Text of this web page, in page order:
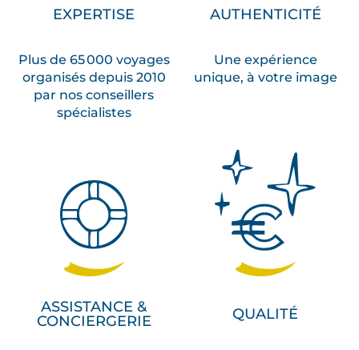
EXPERTISE
Plus de 65 000 voyages
organisés depuis 2010
par nos conseillers
spécialistes
AUTHENTICITÉ
Une expérience
unique, à votre image
ASSISTANCE &
CONCIERGERIE
QUALITÉ